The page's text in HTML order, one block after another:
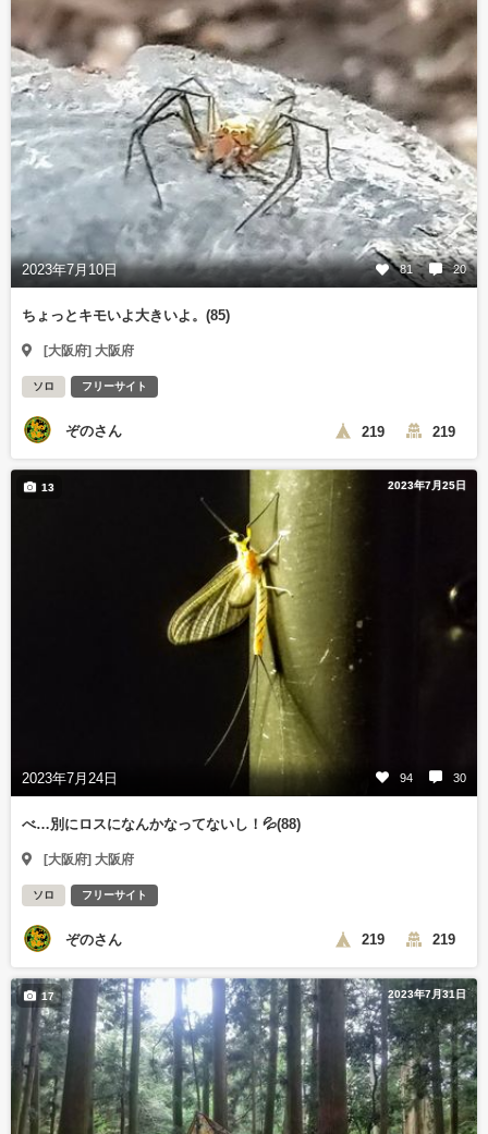
2023年7月10日 81 20
ちょっとキモいよ大きいよ。(85)
[大阪府] 大阪府
ソロ フリーサイト
ぞのさん 219 219
2023年7月25日
2023年7月24日 94 30
13
べ…別にロスになんかなってないし！💦(88)
[大阪府] 大阪府
ソロ フリーサイト
ぞのさん 219 219
2023年7月31日
17